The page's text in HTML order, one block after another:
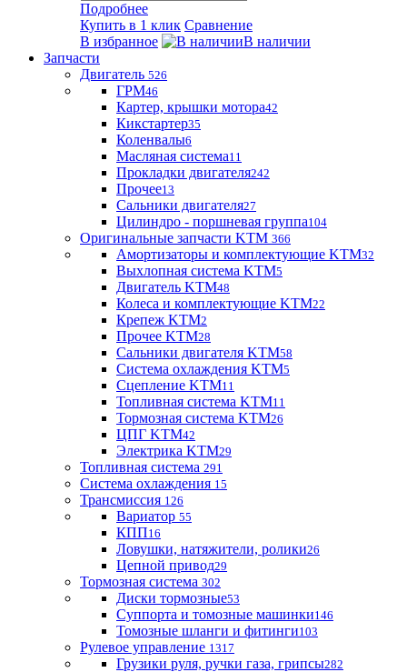
Подробнее
Купить в 1 клик Сравнение
В избранное
В наличии
Запчасти
Двигатель 526
ГРМ46
Картер, крышки мотора42
Кикстартер35
Коленвалы6
Масляная система11
Прокладки двигателя242
Прочее13
Сальники двигателя27
Цилиндро - поршневая группа104
Оригинальные запчасти KTM 366
Амортизаторы и комплектующие KTM32
Выхлопная система KTM5
Двигатель KTM48
Колеса и комплектующие KTM22
Крепеж KTM2
Прочее KTM28
Сальники двигателя KTM58
Система охлаждения KTM5
Сцепление KTM11
Топливная система KTM11
Тормозная система KTM26
ЦПГ KTM42
Электрика KTM29
Топливная система 291
Система охлаждения 15
Трансмиссия 126
Вариатор 55
КПП16
Ловушки, натяжители, ролики26
Цепной привод29
Тормозная система 302
Диски тормозные53
Суппорта и томозные машинки146
Томозные шланги и фитинги103
Рулевое управление 1317
Грузики руля, ручки газа, грипсы282